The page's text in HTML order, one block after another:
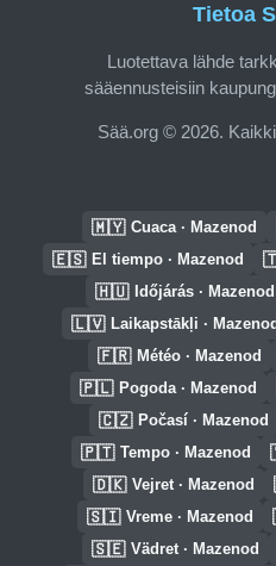
Tietoa
Luotettava lähde
sääennusteisiin
Sää.org © 2026.
🇲🇾 Cuaca · Mazenod
🇪🇸 El tiempo · Mazenod
🇭🇺 Időjárás · Mazenod
🇱🇻 Laikapstākļi · Mazenod
🇫🇷 Météo · Mazenod
🇵🇱 Pogoda · Mazenod
🇨🇿 Počasí · Mazenod
🇵🇹 Tempo · Mazenod
🇩🇰 Vejret · Mazenod
🇸🇮 Vreme · Mazenod
🇸🇪 Vädret · Mazenod